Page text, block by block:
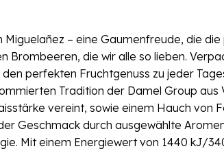
– eine Gaumenfreude, die
die wir alle so lieben.
perfekten Fruchtgenuss zu jeder
Tradition der Damel Group aus
vereint, sowie einem Hauch
Geschmack durch ausgewählte
Mit einem Energiewert von 1440 kJ/